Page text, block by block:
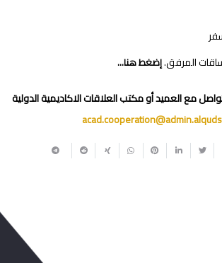
المرفق.إضغط هنا…
مع العميد أو مكتب العلاقات الاكاديمية الدولية